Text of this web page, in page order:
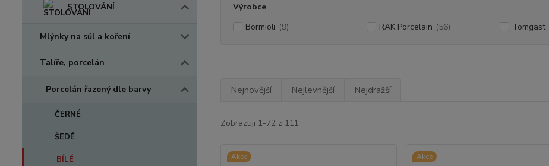
STOLOVÁNÍ
Mlýnky na sůl a koření
Talíře, porcelán
Porcelán řazený dle barvy
ČERNÉ
ŠEDÉ
BÍLÉ
Výrobce
Bormioli (9) RAK Porcelain (56) Tomgast
Nejnovější Nejlevnější Nejdražší
Zobrazuji 1-72 z 111
Akce Akce